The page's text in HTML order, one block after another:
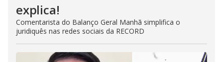
explica!
Comentarista do Balanço Geral Manhã simplifica o
juridiquês nas redes sociais da RECORD